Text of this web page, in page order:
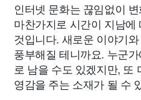
인터넷 문화는 끊임없이
마찬가지로 시간이 지남
것입니다. 새로운 이야기
풍부해질 테니까요. 누군
로 남을 수도 있겠지만, 또
영감을 주는 소재가 될 수